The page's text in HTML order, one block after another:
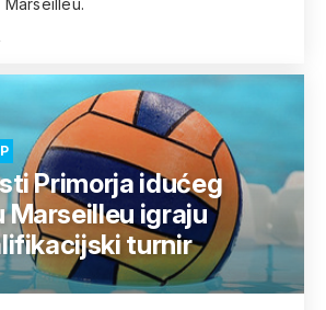
Marseilleu.
Primorja idućeg
Marseilleu igraju
turnir